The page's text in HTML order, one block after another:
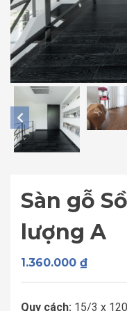
Sàn gỗ
lượng A
1.360.000 ₫
Quy cách: 15/3 x